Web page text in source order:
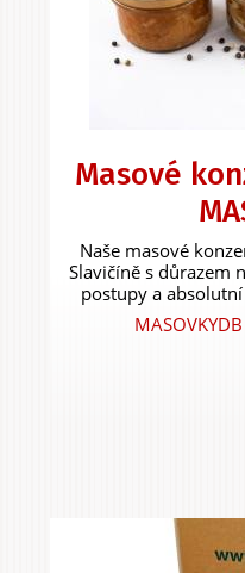
Masové
Naše masové
Slavičíně s důrazem
postupy a